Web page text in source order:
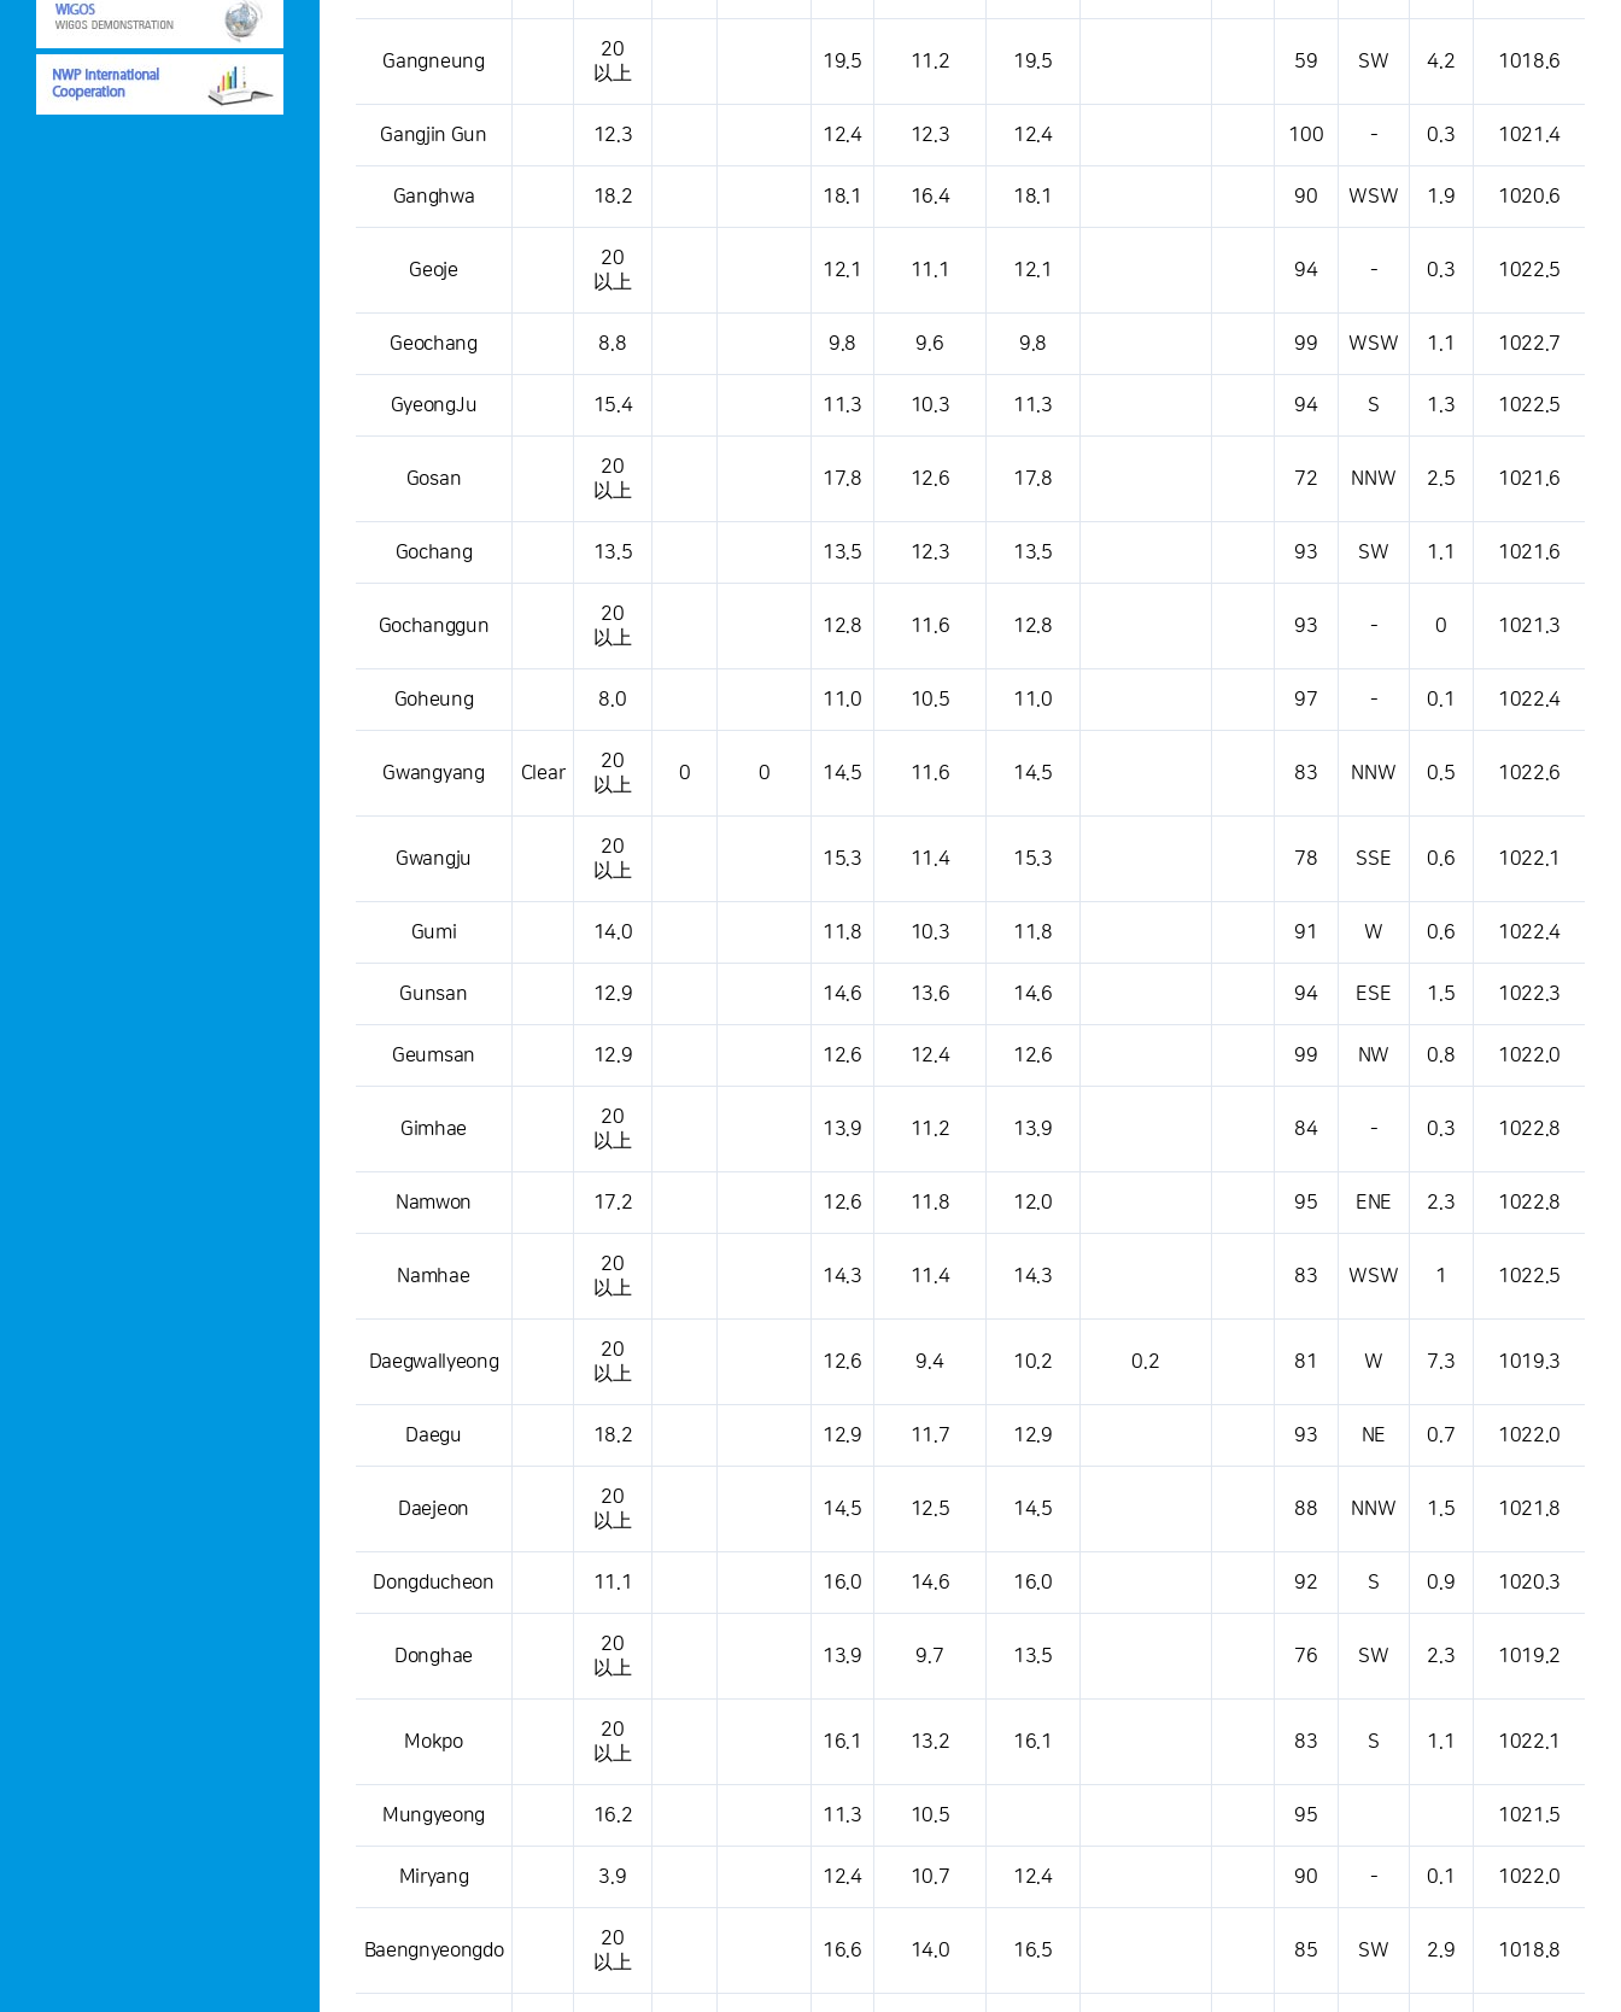
Gangneung
20
以上
19.5 11.2 19.5 59 SW 4.2 1018.6
Gangjin Gun 12.3 12.4 12.3 12.4 100 - 0.3 1021.4
Ganghwa 18.2 18.1 16.4 18.1 90 WSW 1.9 1020.6
Geoje
20
以上
12.1 11.1 12.1 94 - 0.3 1022.5
Geochang 8.8 9.8 9.6 9.8 99 WSW 1.1 1022.7
GyeongJu 15.4 11.3 10.3 11.3 94 S 1.3 1022.5
Gosan
20
以上
17.8 12.6 17.8 72 NNW 2.5 1021.6
Gochang 13.5 13.5 12.3 13.5 93 SW 1.1 1021.6
Gochanggun
20
以上
12.8 11.6 12.8 93 - 0 1021.3
Goheung 8.0 11.0 10.5 11.0 97 - 0.1 1022.4
Gwangyang Clear
20
以上
0 0 14.5 11.6 14.5 83 NNW 0.5 1022.6
Gwangju
20
以上
15.3 11.4 15.3 78 SSE 0.6 1022.1
Gumi 14.0 11.8 10.3 11.8 91 W 0.6 1022.4
Gunsan 12.9 14.6 13.6 14.6 94 ESE 1.5 1022.3
Geumsan 12.9 12.6 12.4 12.6 99 NW 0.8 1022.0
Gimhae
20
以上
13.9 11.2 13.9 84 - 0.3 1022.8
Namwon 17.2 12.6 11.8 12.0 95 ENE 2.3 1022.8
Namhae
20
以上
14.3 11.4 14.3 83 WSW 1 1022.5
Daegwallyeong
20
以上
12.6 9.4 10.2 0.2 81 W 7.3 1019.3
Daegu 18.2 12.9 11.7 12.9 93 NE 0.7 1022.0
Daejeon
20
以上
14.5 12.5 14.5 88 NNW 1.5 1021.8
Dongducheon 11.1 16.0 14.6 16.0 92 S 0.9 1020.3
Donghae
20
以上
13.9 9.7 13.5 76 SW 2.3 1019.2
Mokpo
20
以上
16.1 13.2 16.1 83 S 1.1 1022.1
Mungyeong 16.2 11.3 10.5 95 1021.5
Miryang 3.9 12.4 10.7 12.4 90 - 0.1 1022.0
Baengnyeongdo
20
以上
16.6 14.0 16.5 85 SW 2.9 1018.8